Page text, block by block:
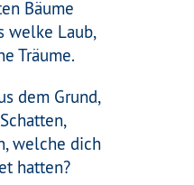
Bäume
welke Laub,
Träume.
dem Grund,
welche dich
hatten?